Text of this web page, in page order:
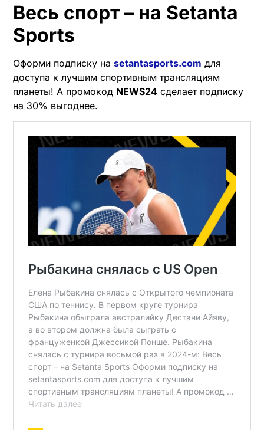
Весь спорт – на Setanta
Sports
Оформи подписку на setantasports.com для
доступа к лучшим спортивным трансляциям
планеты! А промокод NEWS24 сделает подписку
на 30% выгоднее.